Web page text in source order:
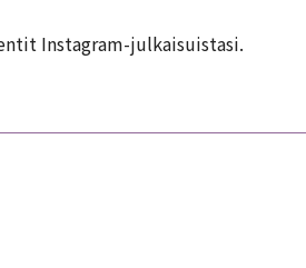
Instagram-julkaisuistasi.